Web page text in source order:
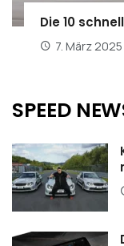
Die 10
7. März 2025
SPEED